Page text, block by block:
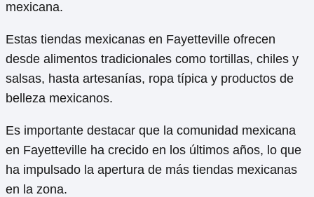
mexicana.
Estas tiendas mexicanas en Fayetteville ofrecen
desde alimentos tradicionales como tortillas, chiles y
salsas, hasta artesanías, ropa típica y productos de
belleza mexicanos.
Es importante destacar que la comunidad mexicana
en Fayetteville ha crecido en los últimos años, lo que
ha impulsado la apertura de más tiendas mexicanas
en la zona.